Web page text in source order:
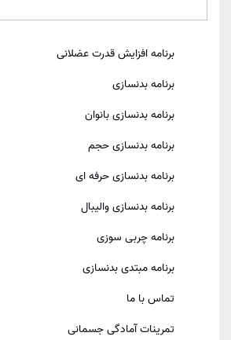
برنامه افزایش قدرت عضلانی
برنامه بدنسازی
برنامه بدنسازی بانوان
برنامه بدنسازی حجم
برنامه بدنسازی حرفه ای
برنامه بدنسازی والیبال
برنامه چربی سوزی
برنامه مبتدی بدنسازی
تماس با ما
تمرینات آمادگی جسمانی